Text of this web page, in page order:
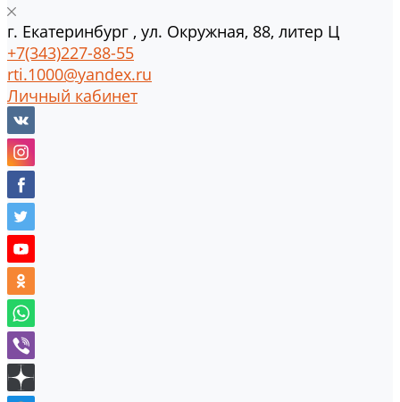
г. Екатеринбург , ул. Окружная, 88, литер Ц
+7(343)227-88-55
rti.1000@yandex.ru
Личный кабинет